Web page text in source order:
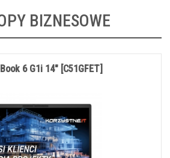
BIZNESOWE
6 G1i 14" [C51GFET]